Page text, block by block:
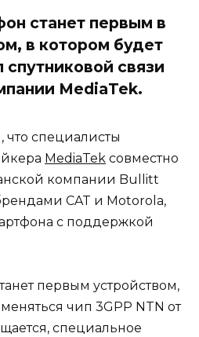
станет первым в
в котором будет
спутниковой связи
MediaTek.
что специалисты
MediaTek совместно
компании Bullitt
CAT и Motorola,
с поддержкой
первым устройством,
чип 3GPP NTN от
специальное